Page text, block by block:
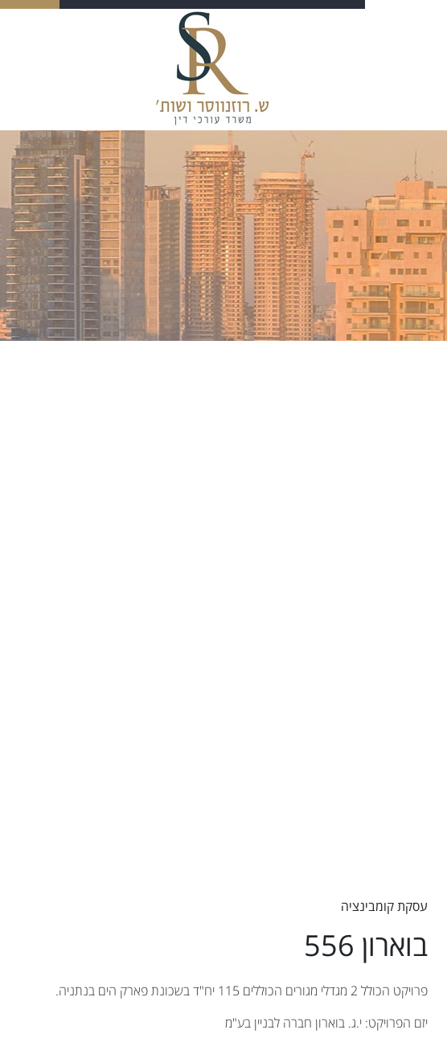
עסקת קומבינציה
בוארון 556
פרויקט הכולל 2 מגדלי מגורים הכוללים 115 יח"ד בשכונת פארק הים בנתניה.
יזם הפרויקט: י.ג. בוארון חברה לבניין בע"מ